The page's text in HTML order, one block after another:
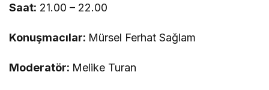
Saat: 21.00 – 22.00
Konuşmacılar: Mürsel Ferhat Sağlam
Moderatör: Melike Turan